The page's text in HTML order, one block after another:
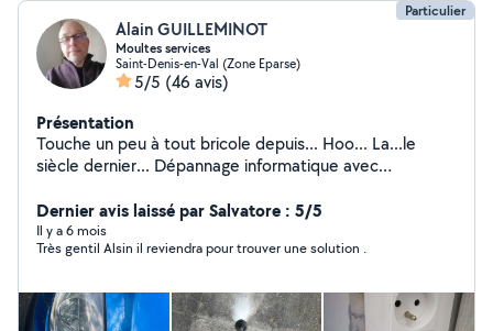
Particulier
Alain GUILLEMINOT
Moultes services
Saint-Denis-en-Val (Zone Eparse)
5/5 (46 avis)
Présentation
Touche un peu à tout bricole depuis... Hoo... La...le
siècle dernier... Dépannage informatique avec
Anniversaire Future maman...
Dernier avis laissé par Salvatore : 5/5
Il y a 6 mois
Très gentil Alsin il reviendra pour trouver une solution .